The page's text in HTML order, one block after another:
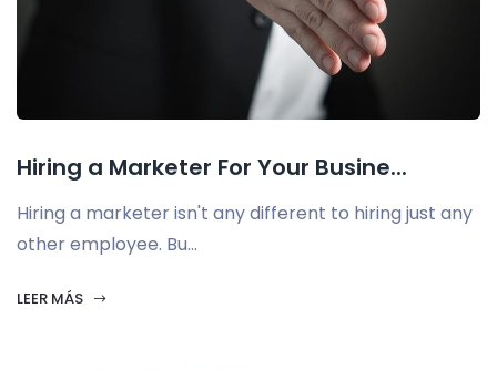
Hiring a Marketer For Your Busine...
Hiring a marketer isn't any different to hiring just any
other employee. Bu...
LEER MÁS